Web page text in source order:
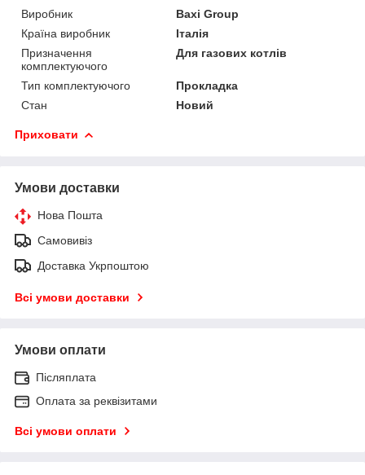
Виробник
Baxi Group
Країна виробник
Італія
Призначення
комплектуючого
Для газових котлів
Тип комплектуючого
Прокладка
Стан
Новий
Приховати
Умови доставки
Нова Пошта
Самовивіз
Доставка Укрпоштою
Всі умови доставки
Умови оплати
Післяплата
Оплата за реквізитами
Всі умови оплати